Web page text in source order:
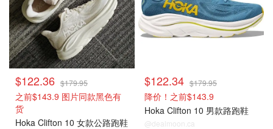
$122.36 $179.95
之前$143.9 图片同款黑色有
货
Hoka Clifton 10 女款公路跑鞋
$122.34 $179.95
降价！之前$143.9
Hoka Clifton 10 男款路跑鞋
@dealmoon.ca